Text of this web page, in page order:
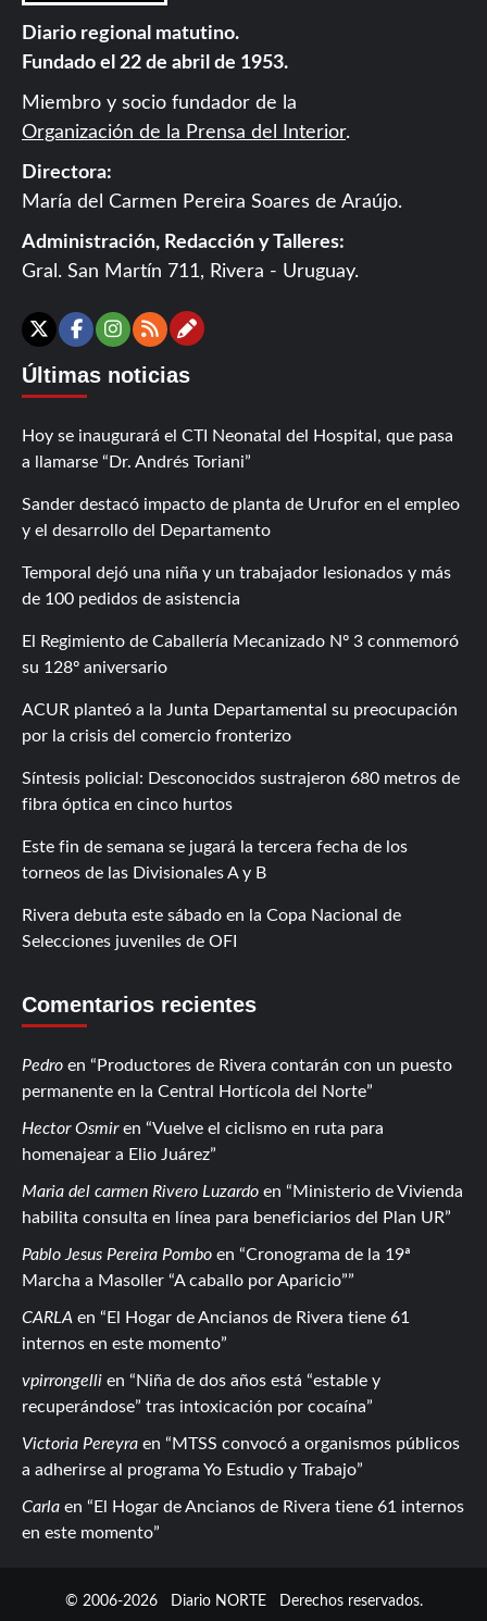
Diario regional matutino.
Fundado el 22 de abril de 1953.
Miembro y socio fundador de la
Organización de la Prensa del Interior.
Directora:
María del Carmen Pereira Soares de Araújo.
Administración, Redacción y Talleres:
Gral. San Martín 711, Rivera - Uruguay.
X Facebook
Instagram
RSSContáctanos
Últimas noticias
Hoy se inaugurará el CTI Neonatal del Hospital, que pasa
a llamarse “Dr. Andrés Toriani”
Sander destacó impacto de planta de Urufor en el empleo
y el desarrollo del Departamento
Temporal dejó una niña y un trabajador lesionados y más
de 100 pedidos de asistencia
El Regimiento de Caballería Mecanizado Nº 3 conmemoró
su 128º aniversario
ACUR planteó a la Junta Departamental su preocupación
por la crisis del comercio fronterizo
Síntesis policial: Desconocidos sustrajeron 680 metros de
fibra óptica en cinco hurtos
Este fin de semana se jugará la tercera fecha de los
torneos de las Divisionales A y B
Rivera debuta este sábado en la Copa Nacional de
Selecciones juveniles de OFI
Comentarios recientes
Pedro en
Productores de Rivera contarán con un puesto
permanente en la Central Hortícola del Norte
Hector Osmiren
Vuelve el ciclismo en ruta para
homenajear a Elio Juárez
Maria del carmen Rivero Luzardo en
Ministerio de Vivienda
habilita consulta en línea para beneficiarios del Plan UR
Pablo Jesus Pereira Pombo en
Cronograma de la 19ª
Marcha a Masoller “A caballo por Aparicio”
CARLA en
El Hogar de Ancianos de Rivera tiene 61
internos en este momento
vpirrongelli en
Niña de dos años está “estable y
recuperándose” tras intoxicación por cocaína
Victoria Pereyra en
MTSS convocó a organismos públicos
a adherirse al programa Yo Estudio y Trabajo
Carla en
El Hogar de Ancianos de Rivera tiene 61 internos
en este momento
© 2006-2026 Diario NORTEDerechos reservados.